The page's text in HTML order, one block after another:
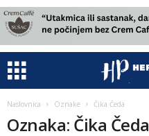
Naslovnica Oznake Čika Čeda
Oznaka: Čika Čeda